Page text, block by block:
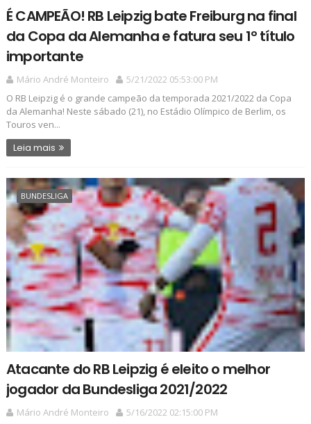
É CAMPEÃO! RB Leipzig bate Freiburg na final
da Copa da Alemanha e fatura seu 1º título
importante
Mário André Monteiro
5/21/2022 05:53:00 PM
O RB Leipzig é o grande campeão da temporada 2021/2022 da Copa
da Alemanha! Neste sábado (21), no Estádio Olímpico de Berlim, os
Touros ven...
Leia mais
BUNDESLIGA
Atacante do RB Leipzig é eleito o melhor
jogador da Bundesliga 2021/2022
Mário André Monteiro
5/16/2022 02:15:00 PM